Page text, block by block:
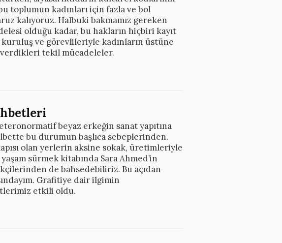
toplumun kadınları için fazla ve bol
kalıyoruz. Halbuki bakmamız gereken
olduğu kadar, bu hakların hiçbiri kayıt
ve görevlileriyle kadınların üstüne
verdikleri tekil mücadeleler.
beyaz erkeğin sanat yapıtına
bu durumun başlıca sebeplerinden.
olan yerlerin aksine sokak, üretimleriyle
sürmek kitabında Sara Ahmed’in
de bahsedebiliriz. Bu açıdan
Grafitiye dair ilgimin
etkili oldu.